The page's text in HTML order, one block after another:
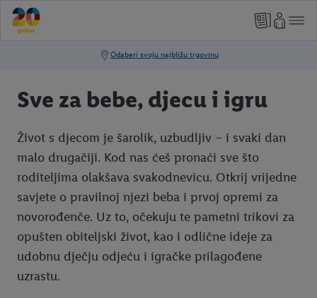
Sve za bebe, djecu i igru
Život s djecom je šarolik, uzbudljiv – i svaki dan
malo drugačiji. Kod nas ćeš pronaći sve što
roditeljima olakšava svakodnevicu. Otkrij vrijedne
savjete o pravilnoj njezi beba i prvoj opremi za
novorođenče. Uz to, očekuju te pametni trikovi za
opušten obiteljski život, kao i odlične ideje za
udobnu dječju odjeću i igračke prilagođene
uzrastu.